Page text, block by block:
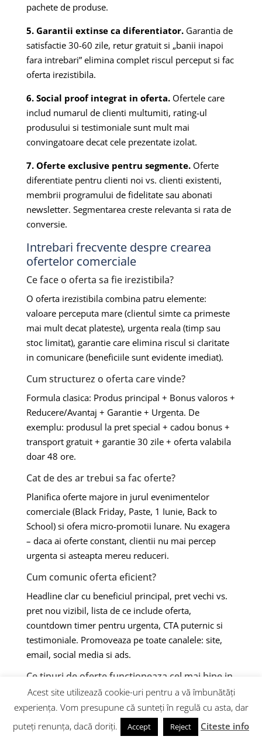
pachete de produse.
5. Garantii extinse ca diferentiator.Garantia de
satisfactie 30-60 zile, retur gratuit si „banii inapoi
fara intrebari” elimina complet riscul perceput si fac
oferta irezistibila.
6. Social proof integrat in oferta.Ofertele care
includ numarul de clienti multumiti, rating-ul
produsului si testimoniale sunt mult mai
convingatoare decat cele prezentate izolat.
7. Oferte exclusive pentru segmente.Oferte
diferentiate pentru clienti noi vs. clienti existenti,
membrii programului de fidelitate sau abonati
newsletter. Segmentarea creste relevanta si rata de
conversie.
Intrebari frecvente despre crearea
ofertelor comerciale
Ce face o oferta sa fie irezistibila?
O oferta irezistibila combina patru elemente:
valoare perceputa mare (clientul simte ca primeste
mai mult decat plateste), urgenta reala (timp sau
stoc limitat), garantie care elimina riscul si claritate
in comunicare (beneficiile sunt evidente imediat).
Cum structurez o oferta care vinde?
Formula clasica: Produs principal + Bonus valoros +
Reducere/Avantaj + Garantie + Urgenta. De
exemplu: produsul la pret special + cadou bonus +
transport gratuit + garantie 30 zile + oferta valabila
doar 48 ore.
Cat de des ar trebui sa fac oferte?
Planifica oferte majore in jurul evenimentelor
comerciale (Black Friday, Paste, 1 Iunie, Back to
School) si ofera micro-promotii lunare. Nu exagera
– daca ai oferte constant, clientii nu mai percep
urgenta si asteapta mereu reduceri.
Cum comunic oferta eficient?
Headline clar cu beneficiul principal, pret vechi vs.
pret nou vizibil, lista de ce include oferta,
countdown timer pentru urgenta, CTA puternic si
testimoniale. Promoveaza pe toate canalele: site,
email, social media si ads.
Ce tipuri de oferte functioneaza cel mai bine in
eCommerce?
Transport gratuit de la un prag, pachete de produse
cu discount, oferte 1+1 sau 2+1, cupoane de
reducere cu termen limitat, cadou la comanda peste
Acest site utilizează cookie-uri pentru a vă îmbunătăți
experiența. Vom presupune că sunteți în regulă cu asta, dar
puteți renunța, dacă doriți.
Accept Reject Citeste info